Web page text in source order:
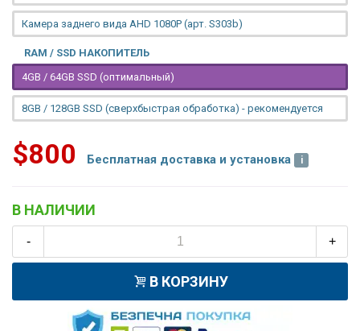
Камера заднего вида AHD 1080P (арт. S303b)
RAM / SSD НАКОПИТЕЛЬ
4GB / 64GB SSD (оптимальный)
8GB / 128GB SSD (сверхбыстрая обработка) - рекомендуется
$800 Бесплатная доставка и установка
В НАЛИЧИИ
- +
В КОРЗИНУ